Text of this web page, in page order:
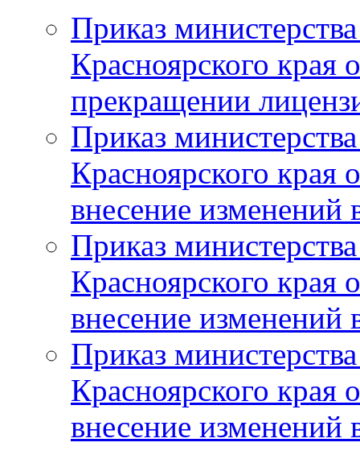
Приказ
Красноярского
прекращении
Приказ
Красноярского
внесение изменений
Приказ
Красноярского
внесение изменений
Приказ
Красноярского
внесение изменений